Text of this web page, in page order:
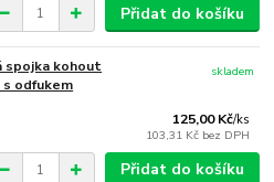
Přidat do košíku
spojka kohout
s odfukem
125,00 Kč/ks
103,31 Kč bez DPH
skladem
Přidat do košíku